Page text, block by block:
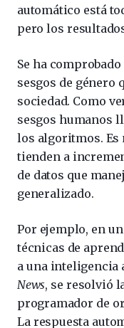
automático está
pero los
Se ha
sesgos de género
sociedad. Como
sesgos humanos
los algoritmos. Es
tienden a
de datos que
generalizado.
Por ejemplo, en un
técnicas de
a una
News, se resolvió
programador de
La respuesta